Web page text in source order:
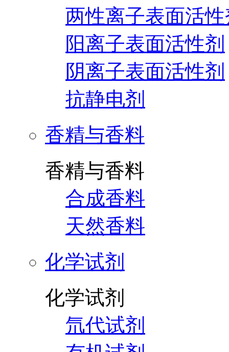
两性离子表面活
阳离子表面活性剂
阴离子表面活性剂
抗静电剂
香精与香料
香精与香料
合成香料
天然香料
化学试剂
化学试剂
氘代试剂